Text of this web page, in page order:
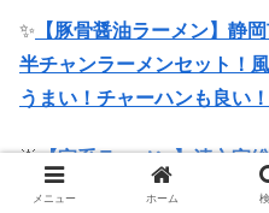
✨ 【豚骨醤油ラーメン】静
半チャンラーメンセット！
うまい！チャーハンも良
🌟【家系ラーメン】清六家
静岡両替町店！豚骨醤油ラ
メニュー ホーム